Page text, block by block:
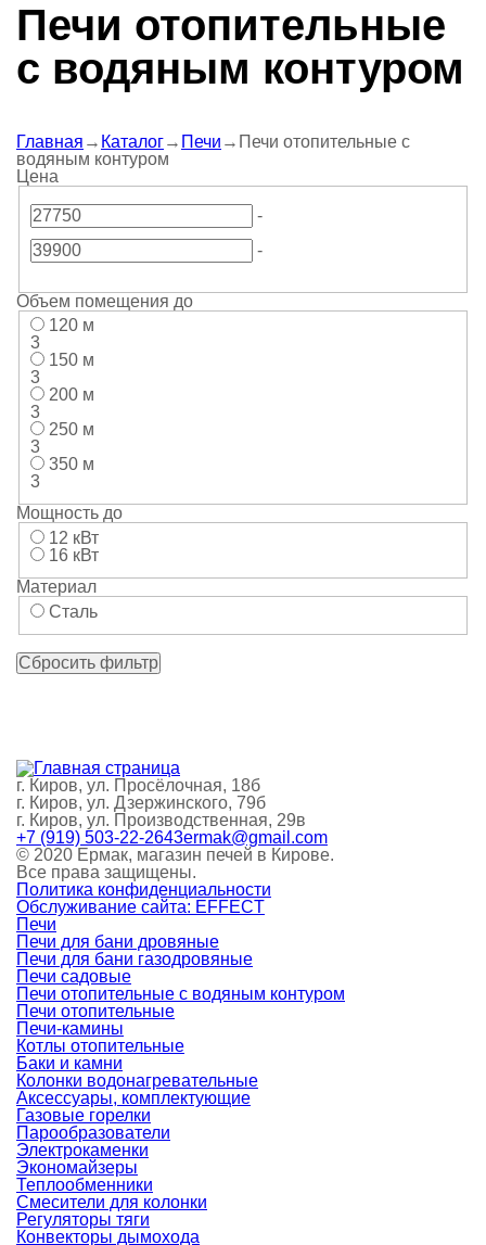
Печи отопительные
c водяным контуром
Главная → Каталог→ Печи → Печи отопительные c
водяным контуром
Цена
-
-
Объем помещения до
120 м
3
150 м
3
200 м
3
250 м
3
350 м
3
Мощность до
12 кВт
16 кВт
Материал
Сталь
Сбросить фильтр
г. Киров, ул. Просёлочная, 18б
г. Киров, ул. Дзержинского, 79б
г. Киров, ул. Производственная, 29в
+7 (919) 503-22-2643ermak@gmail.com
© 2020 Ермак, магазин печей в Кирове.
Все права защищены.
Политика конфиденциальности
Обслуживание сайта: EFFECT
Печи
Печи для бани дровяные
Печи для бани газодровяные
Печи садовые
Печи отопительные c водяным контуром
Печи отопительные
Печи-камины
Котлы отопительные
Баки и камни
Колонки водонагревательные
Аксессуары, комплектующие
Газовые горелки
Парообразователи
Электрокаменки
Экономайзеры
Теплообменники
Смесители для колонки
Регуляторы тяги
Конвекторы дымохода